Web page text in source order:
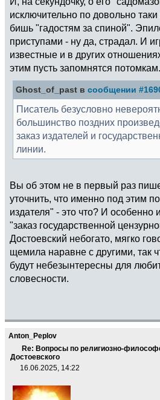
исключительно по довольно
бишь "гадостям за спиной".
приступами - ну да, страдал. И
известные и в других
этим пусть запомнятся потомкам.
Ghost_of_past в сообщении
Писатель безусловно
большинство поздних
заказ издателей и
линии.
Вы об этом не в первый раз
уточнить, что именно под этим
издателя" - это что? И особенно
"заказ государственной
Достоевский небогато, мягко
щемила наравне с другими, так
будут небезынтересны для
словесности.
Anton_Peplov
Re: Вопросы по религиозно-
Достоевского
16.06.2025, 14:22